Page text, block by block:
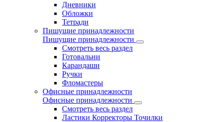
Дневники
Обложки
Тетради
Пишущие принадлежности
Пишущие принадлежности
Смотреть весь раздел
Готовальни
Карандаши
Ручки
Фломастеры
Офисные принадлежности
Офисные принадлежности
Смотреть весь раздел
Ластики Корректоры Точилки